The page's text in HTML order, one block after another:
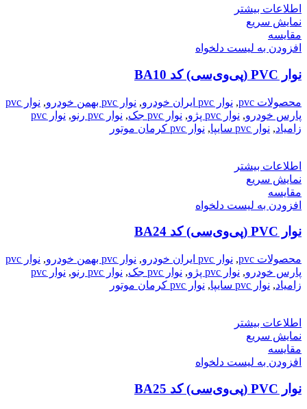
اطلاعات بیشتر
نمایش سریع
مقایسه
افزودن به لیست دلخواه
نوار PVC (پی‌وی‌سی) کد BA10
محصولات pvc , نوار pvc ایران خودرو , نوار pvc بهمن خودرو ,
نوار pvc
پارس خودرو, نوار pvc پژو , نوار pvc جک , نوار pvc رنو ,
نوار pvc
زامیاد, نوار pvc سایپا , نوار pvc کرمان موتور
اطلاعات بیشتر
نمایش سریع
مقایسه
افزودن به لیست دلخواه
نوار PVC (پی‌وی‌سی) کد BA24
محصولات pvc , نوار pvc ایران خودرو , نوار pvc بهمن خودرو ,
نوار pvc
پارس خودرو, نوار pvc پژو , نوار pvc جک , نوار pvc رنو ,
نوار pvc
زامیاد, نوار pvc سایپا , نوار pvc کرمان موتور
اطلاعات بیشتر
نمایش سریع
مقایسه
افزودن به لیست دلخواه
نوار PVC (پی‌وی‌سی) کد BA25